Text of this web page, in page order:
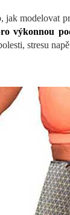
jak modelovat
výkonnou
stresu